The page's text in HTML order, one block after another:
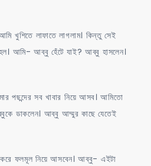
খুশিতে লাফাতে লাগলাম। কিন্তু সেই
হল। আমি- আব্বু হেঁটে যাই? আব্বু হাসলেন।
পছন্দের সব খাবার নিয়ে আসব। আমিতো
ডাকলেন। আব্বু আম্মুর কাছে যেতেই
ফলমূল নিয়ে আসবেন। আব্বু- এইটা